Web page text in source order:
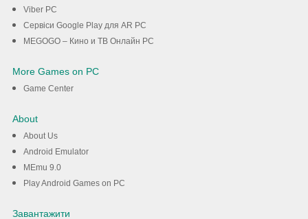
Viber PC
Сервіси Google Play для AR PC
MEGOGO – Кино и ТВ Онлайн PC
More Games on PC
Game Center
About
About Us
Android Emulator
MEmu 9.0
Play Android Games on PC
Завантажити